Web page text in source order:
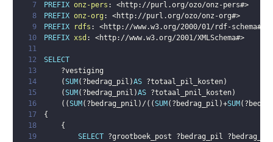
7
PREFIX onz-pers : <http://purl.org/ozo/onz-pers#>
8
PREFIX onz-org : <http://purl.org/ozo/onz-org#>
9
PREFIX rdfs : <http://www.w3.org/2000/01/rdf-schema#
10
PREFIX xsd : <http://www.w3.org/2001/XMLSchema#>
11
12
SELECT
13
?vestiging
14
(SUM ( ?bedrag_pil )AS ?totaal_pil_kosten)
15
(SUM ( ?bedrag_pnil )AS ?totaal_pnil_kosten)
16
( (SUM ( ?bedrag_pnil ) /( (SUM ( ?bedrag_pil )+SUM (
17
{
18
{
19
SELECT ?grootboek_post ?bedrag_pil